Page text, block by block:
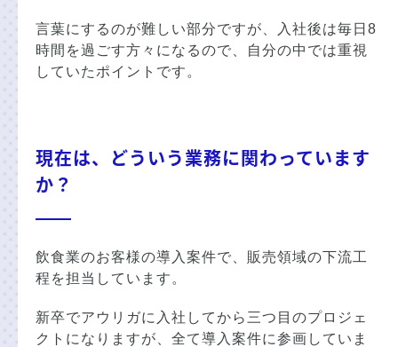
言葉にするのが難しい部分ですが、入社後は毎日8
時間を過ごす方々になるので、自分の中では重視
していたポイントです。
現在は、どういう業務に関わっています
か？
飲食業のお客様の導入案件で、販売領域の下流工
程を担当しています。
新卒でアウリガに入社してから三つ目のプロジェ
クトになりますが、全て導入案件に参画していま